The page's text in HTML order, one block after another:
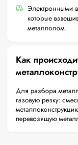
Электронными
которые
металлолом.
Как
Для разбора
газовую резку:
перевозящую